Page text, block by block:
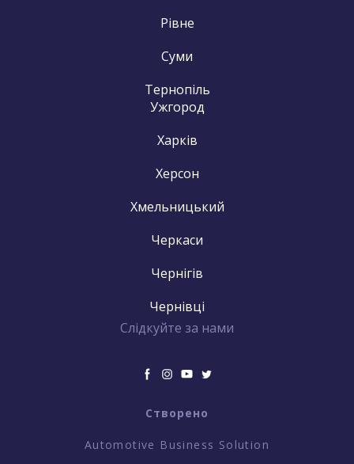
Рівне
Суми
Тернопіль
Ужгород
Харків
Херсон
Хмельницький
Черкаси
Чернігів
Чернівці
Слідкуйте за нами
Створено
Automotive Business Solution